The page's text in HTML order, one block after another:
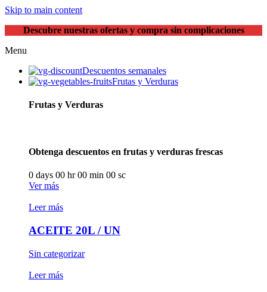
Skip to main content
Descubre nuestras ofertas y compra sin complicaciones
Menu
Descuentos semanales
Frutas y Verduras
Frutas y Verduras
Obtenga descuentos en frutas y verduras frescas
0 days 00 hr00 min 00 sc
Ver más
Leer más
ACEITE 20L / UN
Sin categorizar
Leer más